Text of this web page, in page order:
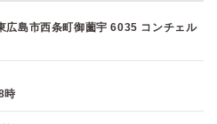
広島市西条町御薗宇 6035 コンチェル
時